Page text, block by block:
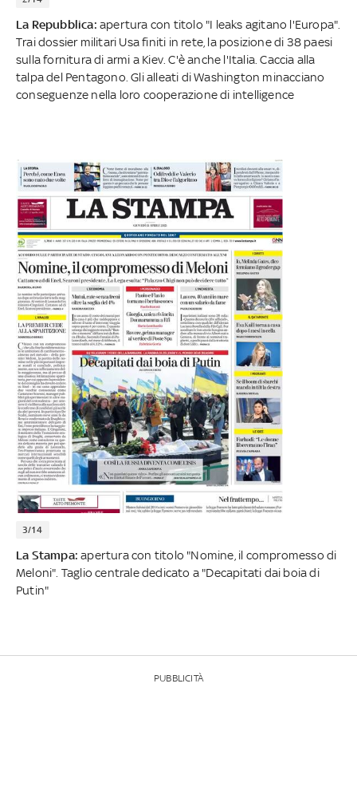
La Repubblica: apertura con titolo "I leaks agitano l'Europa".
Trai dossier militari Usa finiti in rete, la posizione di 38 paesi
sulla fornitura di armi a Kiev. C'è anche l'Italia. Caccia alla
talpa del Pentagono. Gli alleati di Washington minacciano
conseguenze nella loro cooperazione di intelligence
3/14
La Stampa:apertura con titolo "Nomine, il compromesso di
Meloni". Taglio centrale dedicato a "Decapitati dai boia di
Putin"
PUBBLICITÀ